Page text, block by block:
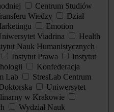
Centrum Studiów
Wiedzy
Dział
Emotion
Viadrina
Health
Nauk Humanistycznych
Instytut Prawa
Instytut
Konfederacja
Lab
StresLab Centrum
Uniwersytet
w Krakowie
Wydział Nauk